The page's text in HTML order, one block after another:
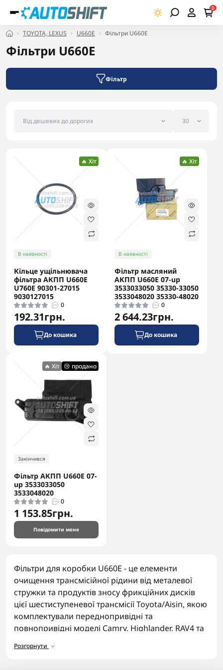
0
TOYOTA, LEXUS U660E Фільтри U660E
Фільтри U660E
Фільтр
🔥 Хіт
В наявності
Кільце ущільнювача
фільтра АКПП U660E
U760E 90301-27015
9030127015
0
192.31грн.
До кошика
🔥 Хіт
В наявності
Фільтр масляний
АКПП U660E 07-up
3533033050 35330-33050
3533048020 35330-48020
0
2 644.23грн.
До кошика
🔥 Хіт 😢 продано
Закінчився
Фільтр АКПП U660E 07-
up 3533033050
3533048020
0
1 153.85грн.
Повідомити мене
Фільтри для коробки U660E - це елементи
очищення трансмісійної рідини від металевої
стружки та продуктів зносу фрикційних дисків
цієї шестиступеневої трансмісії Toyota/Aisin, якою
комплектували переднопривідні та
повнопривідні моделі Camry, Highlander, RAV4 та
модельний ряд Toyota, тому своєчасна заміна
Розгорнути